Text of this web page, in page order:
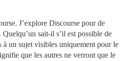
J’explore Discourse pour de
sait-il s’il est possible de
à un sujet visibles uniquement pour le
que les autres ne verront que le